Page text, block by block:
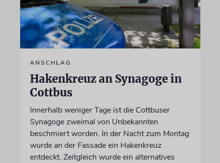
ANSCHLAG
Hakenkreuz an Synagoge in
Cottbus
Innerhalb weniger Tage ist die Cottbuser
Synagoge zweimal von Unbekannten
beschmiert worden. In der Nacht zum Montag
wurde an der Fassade ein Hakenkreuz
entdeckt. Zeitgleich wurde ein alternatives